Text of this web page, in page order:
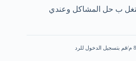
ب حل المشاكل وعندي
قم بتسجيل الدخول للرد